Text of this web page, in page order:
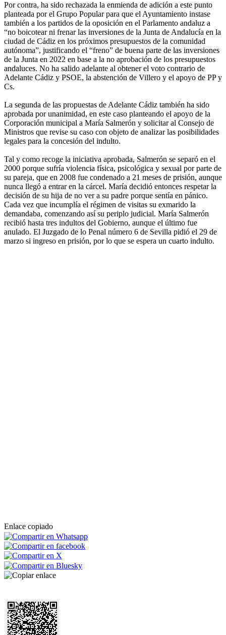
Por contra, ha sido rechazada la enmienda de adición a este punto
planteada por el Grupo Popular para que el Ayuntamiento instase
también a los partidos de la oposición en el Parlamento andaluz a
“no boicotear ni frenar las inversiones de la Junta de Andalucía en la
ciudad de Cádiz en los próximos presupuestos de la comunidad
autónoma”, justificando el “freno” de buena parte de las inversiones
de la Junta en 2022 en base a la no aprobación de los presupuestos
andaluces. No ha salido adelante al obtener el voto contrario de
Adelante Cádiz y PSOE, la abstención de Villero y el apoyo de PP y
Cs.
La segunda de las propuestas de Adelante Cádiz también ha sido
aprobada por unanimidad, en este caso planteando el apoyo de la
Corporación municipal a María Salmerón y solicitar al Consejo de
Ministros que revise su caso con objeto de analizar las posibilidades
legales para la concesión del indulto.
Tal y como recoge la iniciativa aprobada, Salmerón se separó en el
2000 porque sufría violencia física, psicológica y sexual por parte de
su pareja, que en 2008 fue condenado a 21 meses de prisión, aunque
nunca llegó a entrar en la cárcel. María decidió entonces respetar la
decisión de su hija de no ver a su padre porque sentía en pánico.
Cada vez que incumplía el régimen de visitas su exmarido la
demandaba, comenzando así su periplo judicial. María Salmerón
recibió hasta tres indultos del Gobierno, aunque el último fue
anulado. El Juzgado de lo Penal número 6 de Sevilla pidió el 29 de
marzo si ingreso en prisión, por lo que se espera un cuarto indulto.
Enlace copiado